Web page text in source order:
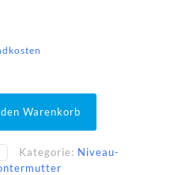
Warenkorb
Kategorie: Niveau-